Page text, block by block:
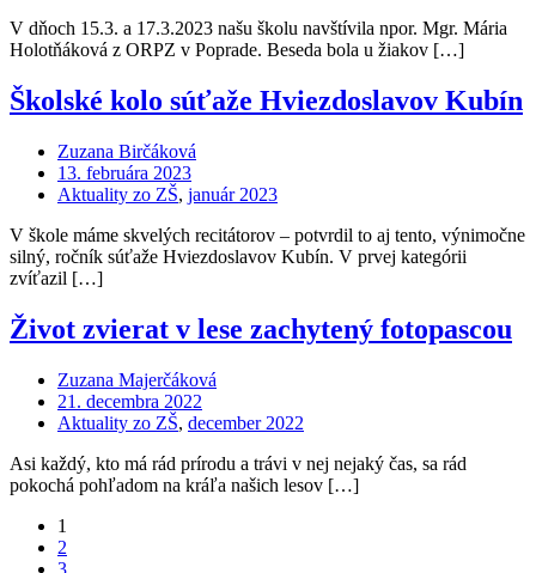
V dňoch 15.3. a 17.3.2023 našu školu navštívila npor. Mgr. Mária
Holotňáková z ORPZ v Poprade. Beseda bola u žiakov […]
Školské kolo súťaže Hviezdoslavov Kubín
Zuzana Birčáková
13. februára 2023
Aktuality zo ZŠ, január 2023
V škole máme skvelých recitátorov – potvrdil to aj tento, výnimočne
silný, ročník súťaže Hviezdoslavov Kubín. V prvej kategórii
zvíťazil […]
Život zvierat v lese zachytený fotopascou
Zuzana Majerčáková
21. decembra 2022
Aktuality zo ZŠ, december 2022
Asi každý, kto má rád prírodu a trávi v nej nejaký čas, sa rád
pokochá pohľadom na kráľa našich lesov […]
1
2
3